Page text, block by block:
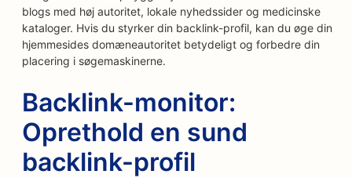
blogs med høj autoritet, lokale nyhedssider og medicinske
kataloger. Hvis du styrker din backlink-profil, kan du øge din
hjemmesides domæneautoritet betydeligt og forbedre din
placering i søgemaskinerne.
Backlink-monitor:
Oprethold en sund
backlink-profil